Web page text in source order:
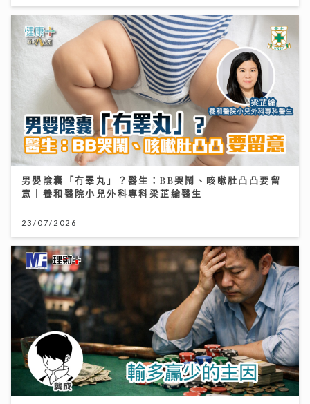
男嬰陰囊「冇睪丸」？醫生：BB哭鬧、咳嗽肚凸凸要留
意｜養和醫院小兒外科專科梁芷綸醫生
23/07/2026